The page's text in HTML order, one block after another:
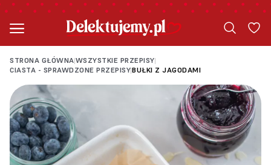
STRONA GŁÓWNA|WSZYSTKIE PRZEPISY|
CIASTA - SPRAWDZONE PRZEPISY|BUŁKI Z JAGODAMI